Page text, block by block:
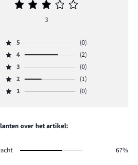
Gemiddelde
3
3
Beoordeling
5,
aantal
reviews
5
(0)
Beoordeling
4,
aantal
reviews
4
(2)
Beoordeling
3,
aantal
3
(0)
Beoordeling
2,
1.
2
(1)
Beoordeling
reviews
1 (0)
over het artikel:
67%